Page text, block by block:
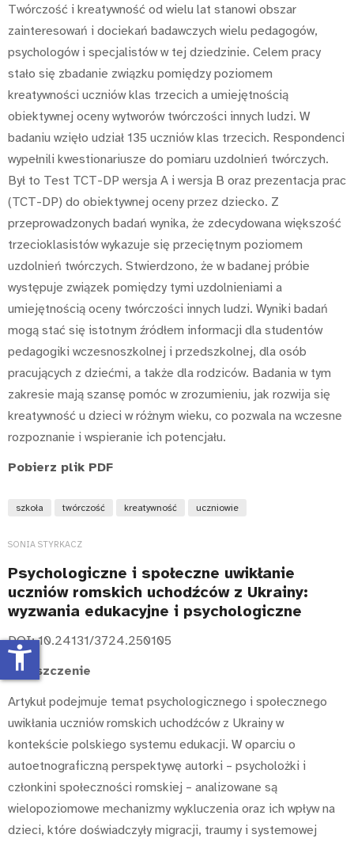
Twórczość i kreatywność od wielu lat stanowi obszar
zainteresowań i dociekań badawczych wielu pedagogów,
psychologów i specjalistów w tej dziedzinie. Celem pracy
stało się zbadanie związku pomiędzy poziomem
kreatywności uczniów klas trzecich a umiejętnością
obiektywnej oceny wytworów twórczości innych ludzi. W
badaniu wzięło udział 135 uczniów klas trzecich. Respondenci
wypełnili kwestionariusze do pomiaru uzdolnień twórczych.
Był to Test TCT-DP wersja A i wersja B oraz prezentacja prac
(TCT-DP) do obiektywnej oceny przez dziecko. Z
przeprowadzonych badań wynika, że zdecydowana większość
trzecioklasistów wykazuje się przeciętnym poziomem
uzdolnień twórczych. Stwierdzono, że w badanej próbie
występuje związek pomiędzy tymi uzdolnieniami a
umiejętnością oceny twórczości innych ludzi. Wyniki badań
mogą stać się istotnym źródłem informacji dla studentów
pedagogiki wczesnoszkolnej i przedszkolnej, dla osób
pracujących z dziećmi, a także dla rodziców. Badania w tym
zakresie mają szansę pomóc w zrozumieniu, jak rozwija się
kreatywność u dzieci w różnym wieku, co pozwala na wczesne
rozpoznanie i wspieranie ich potencjału.
Pobierz plik PDF
szkoła twórczość kreatywność uczniowie
SONIA STYRKACZ
Psychologiczne i społeczne uwikłanie
uczniów romskich uchodźców z Ukrainy:
wyzwania edukacyjne i psychologiczne
DOI: 10.24131/3724.250105
Streszczenie
Artykuł podejmuje temat psychologicznego i społecznego
uwikłania uczniów romskich uchodźców z Ukrainy w
kontekście polskiego systemu edukacji. W oparciu o
autoetnograficzną perspektywę autorki – psycholożki i
członkini społeczności romskiej – analizowane są
wielopoziomowe mechanizmy wykluczenia oraz ich wpływ na
dzieci, które doświadczyły migracji, traumy i systemowej
accessibility_new